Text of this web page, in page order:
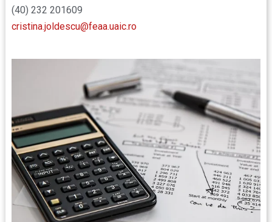
(40) 232 201609
cristina.joldescu@feaa.uaic.ro